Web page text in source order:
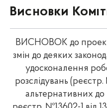
Висновки
ВИСНОВОК до
змін до деяких
удосконалення
розслідувань
альтернативних до